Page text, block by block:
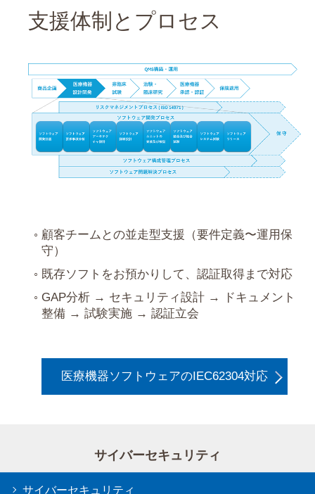
支援体制とプロセス
顧客チームとの並走型支援（要件定義〜運用保
守）
既存ソフトをお預かりして、認証取得まで対応
GAP分析 → セキュリティ設計 → ドキュメント
整備 → 試験実施 → 認証立会
医療機器ソフトウェアのIEC62304対応
サイバーセキュリティ
サイバーセキュリティ